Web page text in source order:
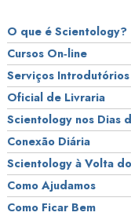
O que é Scientology?
Cursos On‑line
Serviços Introdutórios
Oficial de Livraria
Scientology nos Dias
Conexão Diária
Scientology à Volta
Como Ajudamos
Como Ficar Bem